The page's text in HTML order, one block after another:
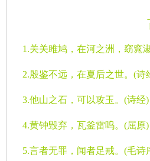
1.关关雎鸠，在河之洲，窈窕
2.殷鉴不远，在夏后之世。 (诗
3.他山之石，可以攻玉。 (诗经)
4.黄钟毁弃，瓦釜雷呜。 (屈原)
5.言者无罪，闻者足戒。 (毛诗